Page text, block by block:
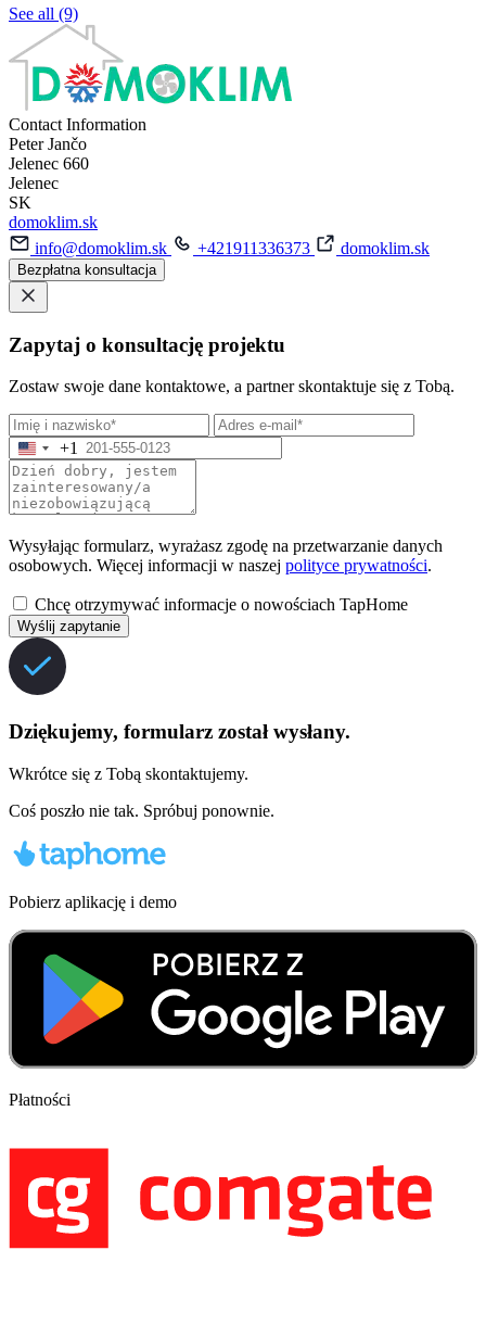
See all (9)
Contact Information
Peter Jančo
Jelenec 660
Jelenec
SK
domoklim.sk
info@domoklim.sk
+421911336373 domoklim.sk
Bezpłatna konsultacja
Zapytaj o konsultację projektu
Zostaw swoje dane kontaktowe, a partner skontaktuje się z Tobą.
+1
Wysyłając formularz, wyrażasz zgodę na przetwarzanie danych
osobowych. Więcej informacji w naszej polityce prywatności.
Chcę otrzymywać informacje o nowościach TapHome
Wyślij zapytanie
Dziękujemy, formularz został wysłany.
Wkrótce się z Tobą skontaktujemy.
Coś poszło nie tak. Spróbuj ponownie.
Pobierz aplikację i demo
Płatności